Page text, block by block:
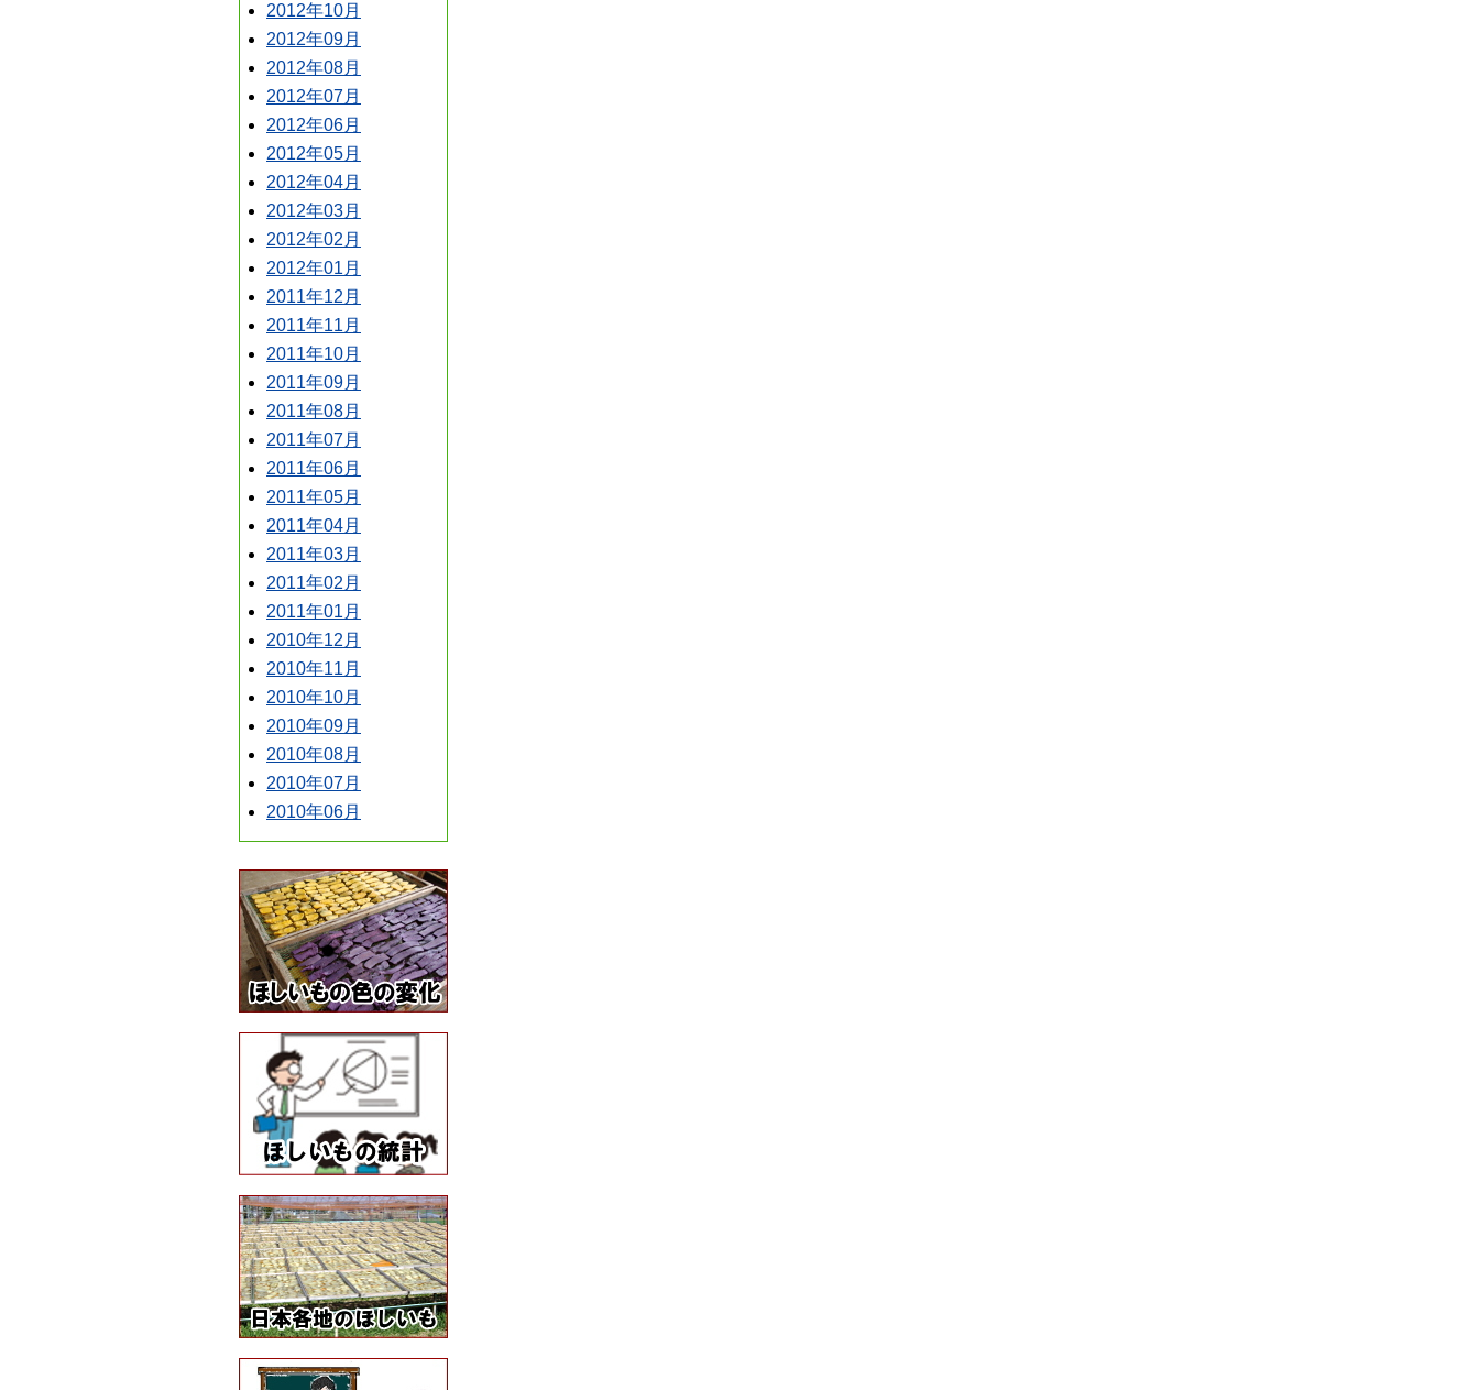
2012年10月
2012年09月
2012年08月
2012年07月
2012年06月
2012年05月
2012年04月
2012年03月
2012年02月
2012年01月
2011年12月
2011年11月
2011年10月
2011年09月
2011年08月
2011年07月
2011年06月
2011年05月
2011年04月
2011年03月
2011年02月
2011年01月
2010年12月
2010年11月
2010年10月
2010年09月
2010年08月
2010年07月
2010年06月